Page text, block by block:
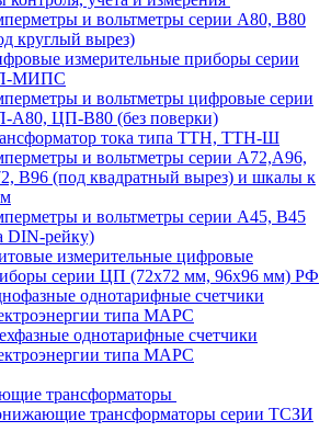
и вольтметры серии А80, В80
круглый вырез)
измерительные приборы серии
МИПС
и вольтметры цифровые серии
А80, ЦП-В80 (без поверки)
тока типа ТТН, ТТН-Ш
и вольтметры серии А72,А96,
В96 (под квадратный вырез) и шкалы к
и вольтметры серии А45, В45
DIN-рейку)
измерительные цифровые
серии ЦП (72х72 мм, 96х96 мм) РФ
однотарифные счетчики
типа МАРС
однотарифные счетчики
типа МАРС
трансформаторы
трансформаторы серии ТСЗИ